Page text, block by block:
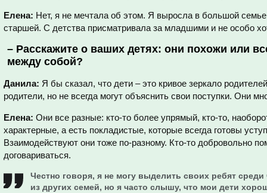
Елена: Нет, я не мечтала об этом. Я выросла в большой
старшей. С детства присматривала за младшими и не особо
– Расскажите о ваших детях: они похожи или
между собой?
Данила: Я бы сказал, что дети – это кривое зеркало
родители, но не всегда могут объяснить свои поступки. Они
Елена: Они все разные: кто-то более упрямый, кто-то,
характерные, а есть покладистые, которые всегда готовы
Взаимодействуют они тоже по-разному. Кто-то добровольно
договариваться.
Честно говоря, я не могу выделить своих ребят среди
из других семей, но я часто слышу, что мои дети